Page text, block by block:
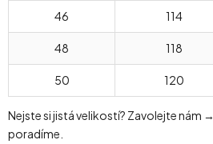
46 114
48 118
50 120
Nejste si jistá velikostí? Zavolejte nám →
poradíme.